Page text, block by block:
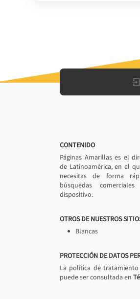
CONTENIDO
Páginas Amarillas es el
de Latinoamérica, en el
necesitas de forma
búsquedas
dispositivo.
OTROS DE NUESTROS
Blancas
PROTECCIÓN DE DATOS
La política de
puede ser consultada en